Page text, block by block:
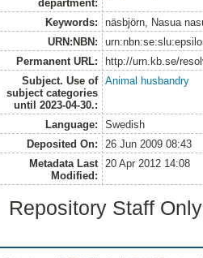
department:
Keywords:
näsbjörn, Nasua
URN:NBN:
Permanent URL:
http://urn.kb.se/
Subject. Use of
subject categories
until 2023-04-30.:
Animal husbandry
Language:
Swedish
Deposited On:
26 Jun 2009 08:43
Metadata Last
Modified:
20 Apr 2012 14:08
Repository Staff